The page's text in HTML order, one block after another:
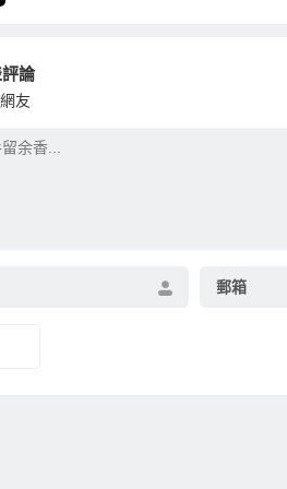
論
友
郵箱